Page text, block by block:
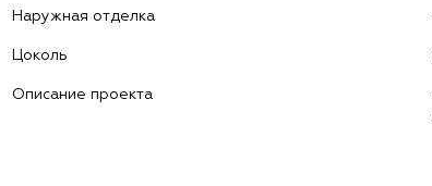
Наружная отделка
Цоколь
Описание проекта